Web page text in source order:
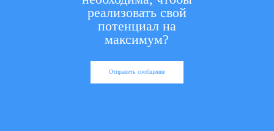
реализовать свой
потенциал на
максимум?
Отправить сообщение